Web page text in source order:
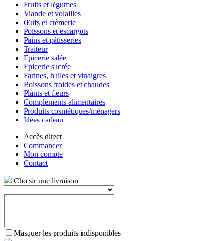
Fruits et légumes
Viande et volailles
Œufs et crèmerie
Poissons et escargots
Pains et pâtisseries
Traiteur
Epicerie salée
Epicerie sucrée
Farines, huiles et vinaigres
Boissons froides et chaudes
Plants et fleurs
Compléments alimentaires
Produits cosmétiques/ménagers
Idées cadeau
Accès direct
Commander
Mon compte
Contact
Choisir une livraison
Masquer les produits indisponibles